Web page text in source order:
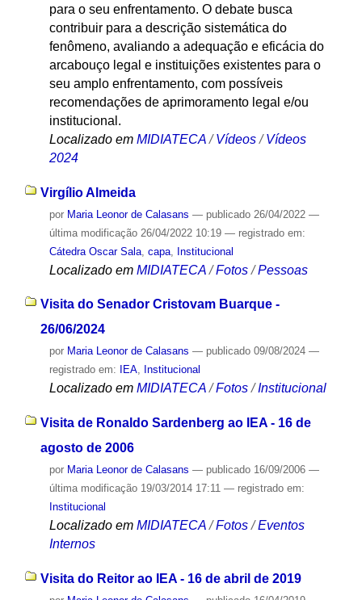
para o seu enfrentamento. O debate busca
contribuir para a descrição sistemática do
fenômeno, avaliando a adequação e eficácia do
arcabouço legal e instituições existentes para o
seu amplo enfrentamento, com possíveis
recomendações de aprimoramento legal e/ou
institucional.
Localizado em MIDIATECA /Vídeos /Vídeos
2024
Virgílio Almeida
por Maria Leonor de Calasans — publicado26/04/2022 —
última modificação26/04/2022 10:19 — registrado em:
Cátedra Oscar Sala, capa, Institucional
Localizado em MIDIATECA /Fotos /Pessoas
Visita do Senador Cristovam Buarque -
26/06/2024
por Maria Leonor de Calasans — publicado09/08/2024 —
registrado em:
IEA, Institucional
Localizado em MIDIATECA /Fotos /Institucional
Visita de Ronaldo Sardenberg ao IEA - 16 de
agosto de 2006
por Maria Leonor de Calasans — publicado16/09/2006 —
última modificação19/03/2014 17:11 — registrado em:
Institucional
Localizado em MIDIATECA /Fotos /Eventos
Internos
Visita do Reitor ao IEA - 16 de abril de 2019